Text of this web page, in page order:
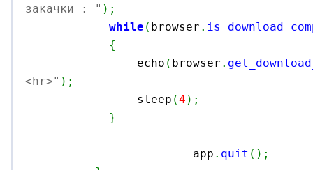
закачки : " ) ;
while ( browser .
{
                echo
( browser .
<hr>" ) ;
sleep (4 ) ;
}
			app
. quit ( ) ;